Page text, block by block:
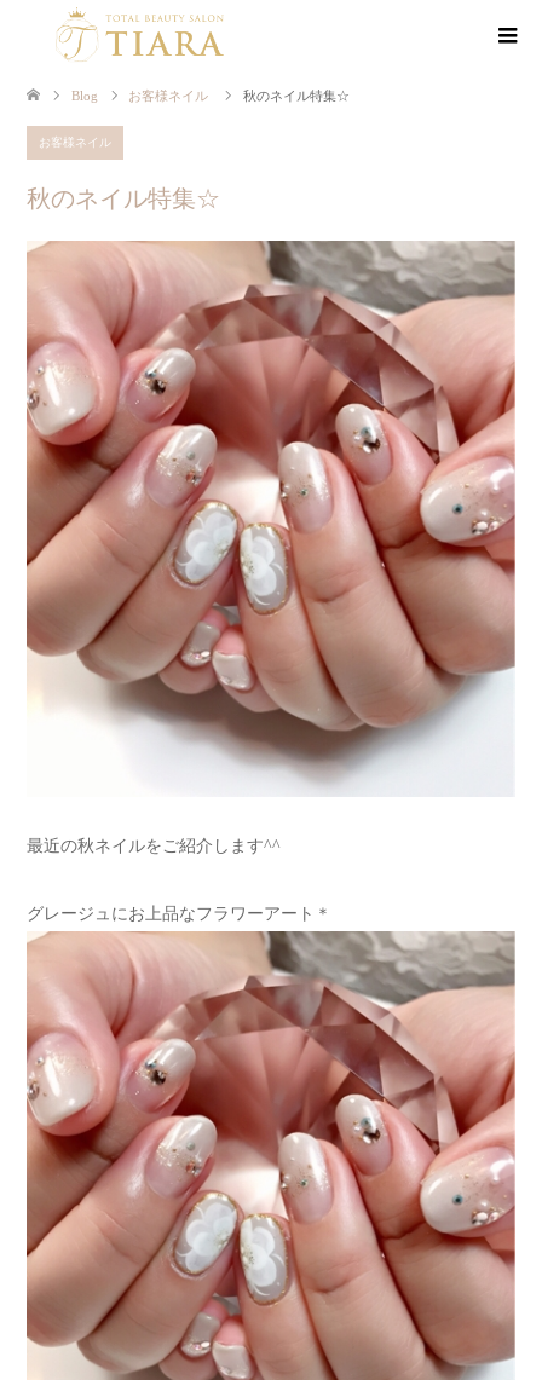
Blog お客様ネイル 秋のネイル特集☆
お客様ネイル
秋のネイル特集☆
最近の秋ネイルをご紹介します^^
グレージュにお上品なフラワーアート＊